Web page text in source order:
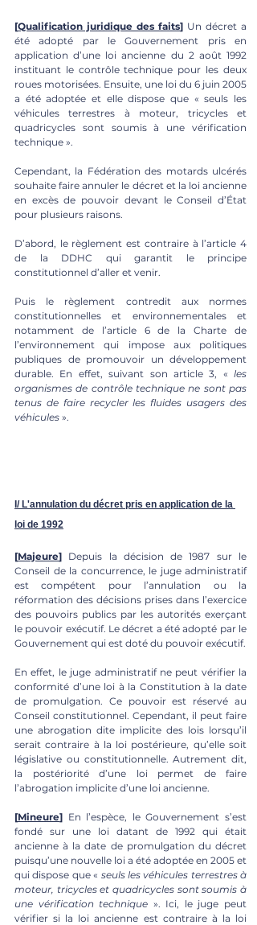
[Qualification juridique des faits] Un décret a
été adopté par le Gouvernement pris en
application d’une loi ancienne du 2 août 1992
instituant le contrôle technique pour les deux
roues motorisées. Ensuite, une loi du 6 juin 2005
a été adoptée et elle dispose que « seuls les
véhicules terrestres à moteur, tricycles et
quadricycles sont soumis à une vérification
technique ».
Cependant, la Fédération des motards ulcérés
souhaite faire annuler le décret et la loi ancienne
en excès de pouvoir devant le Conseil d’État
pour plusieurs raisons.
D’abord, le règlement est contraire à l’article 4
de la DDHC qui garantit le principe
constitutionnel d’aller et venir.
Puis le règlement contredit aux normes
constitutionnelles et environnementales et
notamment de l’article 6 de la Charte de
l’environnement qui impose aux politiques
publiques de promouvoir un développement
durable. En effet, suivant son article 3, « les
organismes de contrôle technique ne sont pas
tenus de faire recycler les fluides usagers des
véhicules ».
I/ L'annulation du décret pris en application de la
loi de 1992
[Majeure] Depuis la décision de 1987 sur le
Conseil de la concurrence, le juge administratif
est compétent pour l’annulation ou la
réformation des décisions prises dans l’exercice
des pouvoirs publics par les autorités exerçant
le pouvoir exécutif. Le décret a été adopté par le
En effet, le juge administratif ne peut vérifier la
conformité d’une loi à la Constitution à la date
de promulgation. Ce pouvoir est réservé au
Conseil constitutionnel. Cependant, il peut faire
une abrogation dite implicite des lois lorsqu’il
serait contraire à la loi postérieure, qu’elle soit
législative ou constitutionnelle. Autrement dit,
la postériorité d’une loi permet de faire
l’abrogation implicite d’une loi ancienne.
[Mineure] En l’espèce, le Gouvernement s’est
fondé sur une loi datant de 1992 qui était
ancienne à la date de promulgation du décret
puisqu’une nouvelle loi a été adoptée en 2005 et
qui dispose que « seuls les véhicules terrestres à
moteur, tricycles et quadricycles sont soumis à
une vérification technique ». Ici, le juge peut
vérifier si la loi ancienne est contraire à la loi